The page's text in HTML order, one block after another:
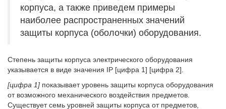
корпуса, а также приведем примеры
наиболее распространенных значений
защиты корпуса (оболочки) оборудования.
Степень защиты корпуса электрического оборудования
указывается в виде значения IP [цифра 1] [цифра 2].
[цифра 1] показывает уровень защиты корпуса оборудования
от возможного механического воздействия предметов.
Существует семь уровней защиты корпуса от предметов,